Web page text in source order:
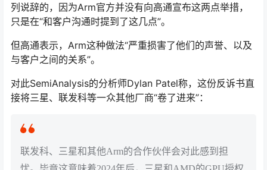
列说辞的，因为Arm官方并没有向高通宣布这两点举措，
只是在“和客户沟通时提到了这几点”。
但高通表示，Arm这种做法“严重损害了他们的声誉、以及
与客户之间的关系”。
对此SemiAnalysis的分析师Dylan Patel称，这份反诉书直
接将三星、联发科等一众其他厂商“卷了进来”：
联发科、三星和其他Arm的合作伙伴会对此感到担